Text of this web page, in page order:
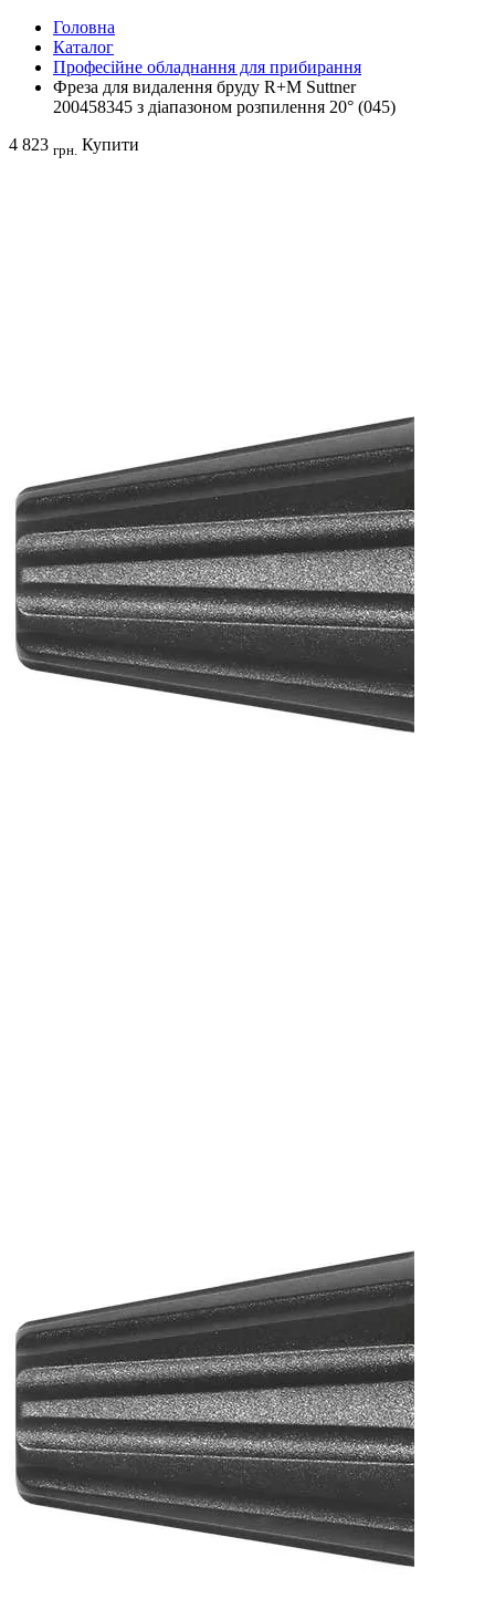
Головна
Каталог
Професійне обладнання для прибирання
Фреза для видалення бруду R+M Suttner
200458345 з діапазоном розпилення 20° (045)
4 823 грн. Купити